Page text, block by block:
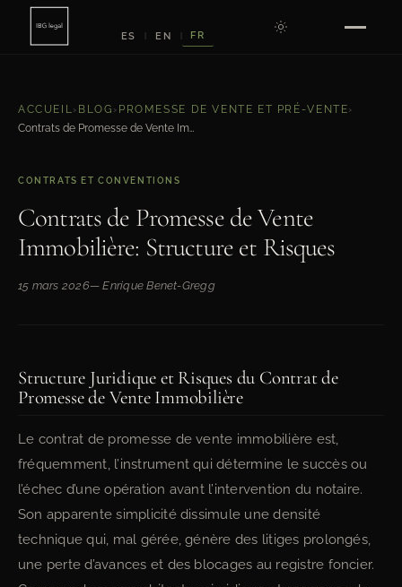
ES EN FR
ACCUEIL› BLOG › PROMESSE DE VENTE ET PRÉ-VENTE›
Contrats de Promesse de Vente Immobilière: Structure et Risques
CONTRATS ET CONVENTIONS
Contrats de Promesse de Vente
Immobilière: Structure et Risques
15 mars 2026— Enrique Benet-Gregg
Structure Juridique et Risques du Contrat de
Promesse de Vente Immobilière
Le contrat de promesse de vente immobilière est,
fréquemment, l’instrument qui détermine le succès ou
l’échec d’une opération avant l’intervention du notaire.
Son apparente simplicité dissimule une densité
technique qui, mal gérée, génère des litiges prolongés,
une perte d’avances et des blocages au registre foncier.